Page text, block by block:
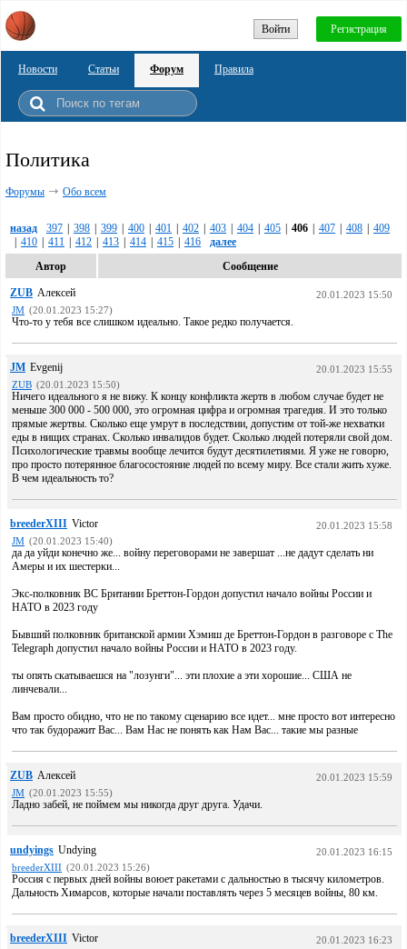
Войти Регистрация
Новости Статьи Форум Правила
Политика
Форумы Обо всем
назад 397 398 399 400 401 402 403 404 405 406 407 408
409
410 411 412 413 414 415 416
далее
Автор
Сообщение
ZUB Алексей
20.01.2023 15:50
JM (20.01.2023 15:27)
Что-то у тебя все слишком идеально. Такое редко получается.
JM Evgenij
20.01.2023 15:55
ZUB (20.01.2023 15:50)
Ничего идеального я не вижу. К концу конфликта жертв в любом случае будет не
меньше 300 000 - 500 000, это огромная цифра и огромная трагедия. И это только
прямые жертвы. Сколько еще умрут в последствии, допустим от той-же нехватки
еды в нищих странах. Сколько инвалидов будет. Сколько людей потеряли свой дом.
Психологические травмы вообще лечится будут десятилетиями. Я уже не говорю,
про просто потерянное благосостояние людей по всему миру. Все стали жить хуже.
В чем идеальность то?
breederXIII Victor
20.01.2023 15:58
JM (20.01.2023 15:40)
да да уйди конечно же... войну переговорами не завершат ...не дадут сделать ни
Амеры и их шестерки...
Экс-полковник ВС Британии Бреттон-Гордон допустил начало войны России и
НАТО в 2023 году
Бывший полковник британской армии Хэмиш де Бреттон-Гордон в разговоре с The
Telegraph допустил начало войны России и НАТО в 2023 году.
ты опять скатываешся на "лозунги"... эти плохие а эти хорошие... США не
линчевали...
Вам просто обидно, что не по такому сценарию все идет... мне просто вот интересно
что так будоражит Вас... Вам Нас не понять как Нам Вас... такие мы разные
ZUB Алексей
20.01.2023 15:59
JM (20.01.2023 15:55)
Ладно забей, не поймем мы никогда друг друга. Удачи.
undyings Undying
20.01.2023 16:15
breederXIII (20.01.2023 15:26)
Россия с первых дней войны воюет ракетами с дальностью в тысячу километров.
Дальность Химарсов, которые начали поставлять через 5 месяцев войны, 80 км.
breederXIII Victor
20.01.2023 16:23